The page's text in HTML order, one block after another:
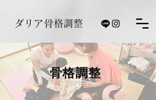
ダリア骨格調整
骨格調整